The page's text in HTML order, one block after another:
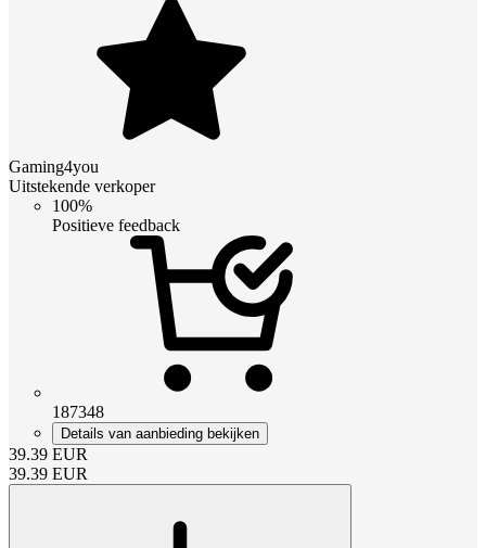
Gaming4you
Uitstekende verkoper
100%
Positieve feedback
187348
Details van aanbieding bekijken
39.39 EUR
39.39 EUR